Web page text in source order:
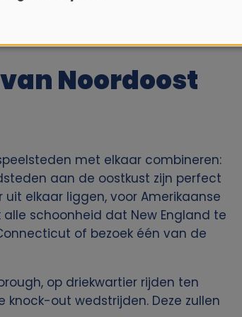
Noordoost
met elkaar combineren:
aan de oostkust zijn perfect
elkaar liggen, voor Amerikaanse
alle schoonheid dat New England te
of bezoek één van de
op driekwartier rijden ten
knock-out wedstrijden. Deze zullen